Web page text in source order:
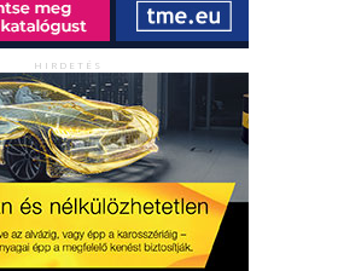
HIRDETÉS